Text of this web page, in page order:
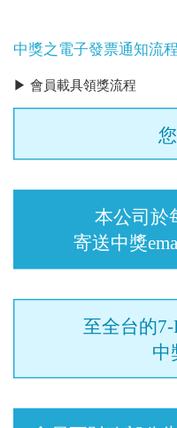
中獎之電子發票通知流程
▶ 會員載具領獎流程